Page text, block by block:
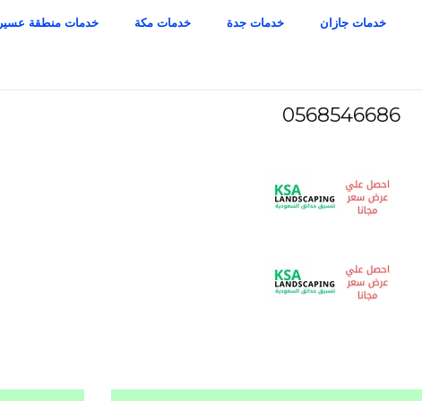
خدمات جازان خدمات جدة خدمات مكة خدمات منطقة عسير
0568546686